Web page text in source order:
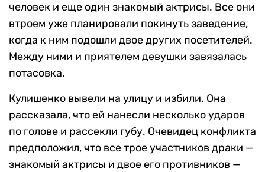
человек и еще один знакомый актрисы. Все они
втроем уже планировали покинуть заведение,
когда к ним подошли двое других посетителей.
Между ними и приятелем девушки завязалась
потасовка.
Кулишенко вывели на улицу и избили. Она
рассказала, что ей нанесли несколько ударов
по голове и рассекли губу. Очевидец конфликта
предположил, что все трое участников драки —
знакомый актрисы и двое его противников —